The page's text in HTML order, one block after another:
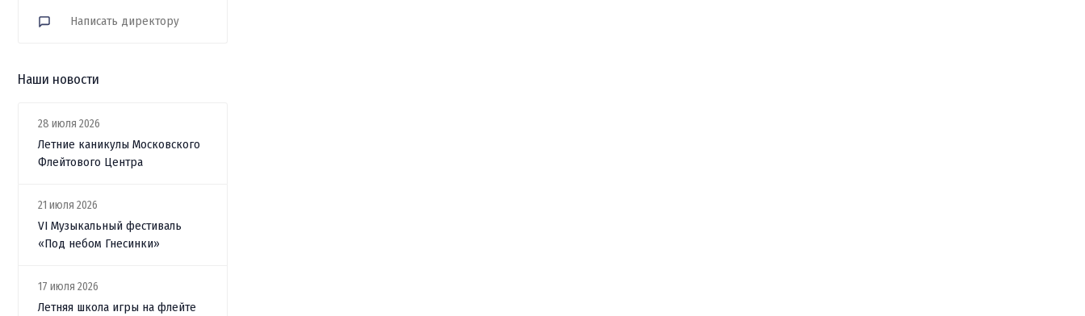
Написать директору
Наши новости
28 июля 2026
Летние каникулы Московского
Флейтового Центра
21 июля 2026
VI Музыкальный фестиваль
«Под небом Гнесинки»
17 июля 2026
Летняя школа игры на флейте